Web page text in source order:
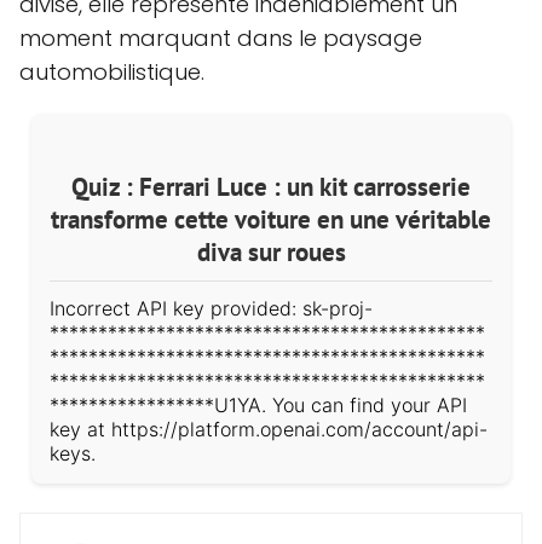
moment marquant dans le paysage
automobilistique.
Quiz : Ferrari Luce : un kit carrosserie
transforme cette voiture en une véritable
diva sur roues
Incorrect API key provided: sk-proj-
*********************************************
*********************************************
*********************************************
*****************U1YA. You can find your API
key at https://platform.openai.com/account/api-
keys.